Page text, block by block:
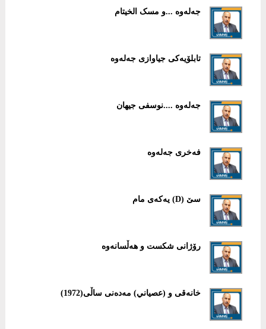
جەلەوە ...و مسک الخیتام
تابلۆیەکی جیاوازی جەلەوە
جەلەوە ....نوسفی جیهان
فەخری جەلەوە
سێ (D) یەکەی مام
رۆژانی شکست و هەڵسانەوە
خانەقی و (عصياني) مەدەنی ساڵی(1972)